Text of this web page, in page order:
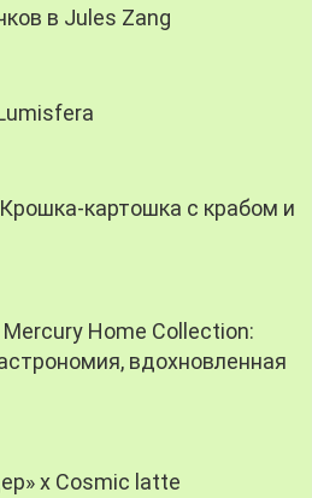
в Jules Zang
картошка с крабом и
Mercury Home Collection:
вдохновленная
х Cosmic latte